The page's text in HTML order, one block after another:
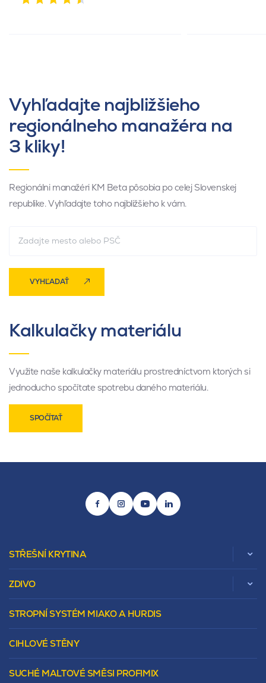
Vyhľadajte najbližšieho
regionálneho manažéra na
3 kliky!
Regionálni manažéri KM Beta pôsobia po celej Slovenskej
republike. Vyhľadajte toho najbližšieho k vám.
VYHĽADAŤ
Kalkulačky materiálu
Využite naše kalkulačky materiálu prostredníctvom ktorých si
jednoducho spočítate spotrebu daného materiálu.
SPOČÍTAŤ
STŘEŠNÍ KRYTINA
Beta
Sedlová
Valbová
Stanová
Mansardová
ZDIVO
Murovacie bloky
Tepelnoizolačný prvok
Vencovky
Preklady
STROPNÍ SYSTÉM MIAKO A HURDIS
CIHLOVÉ STĚNY
SUCHÉ MALTOVÉ SMĚSI PROFIMIX